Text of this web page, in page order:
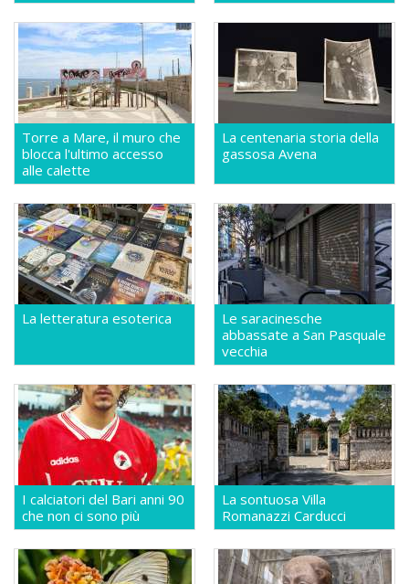
Torre a Mare, il muro che
blocca l'ultimo accesso
alle calette
La centenaria storia della
gassosa Avena
La letteratura esoterica
Le saracinesche
abbassate a San Pasquale
vecchia
I calciatori del Bari anni 90
che non ci sono più
La sontuosa Villa
Romanazzi Carducci